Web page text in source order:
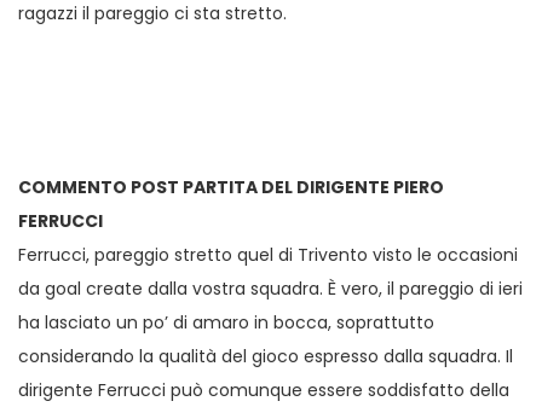
ragazzi il pareggio ci sta stretto.
COMMENTO POST PARTITA DEL DIRIGENTE PIERO
FERRUCCI
Ferrucci, pareggio stretto quel di Trivento visto le occasioni
da goal create dalla vostra squadra. È vero, il pareggio di ieri
ha lasciato un po’ di amaro in bocca, soprattutto
considerando la qualità del gioco espresso dalla squadra. Il
dirigente Ferrucci può comunque essere soddisfatto della